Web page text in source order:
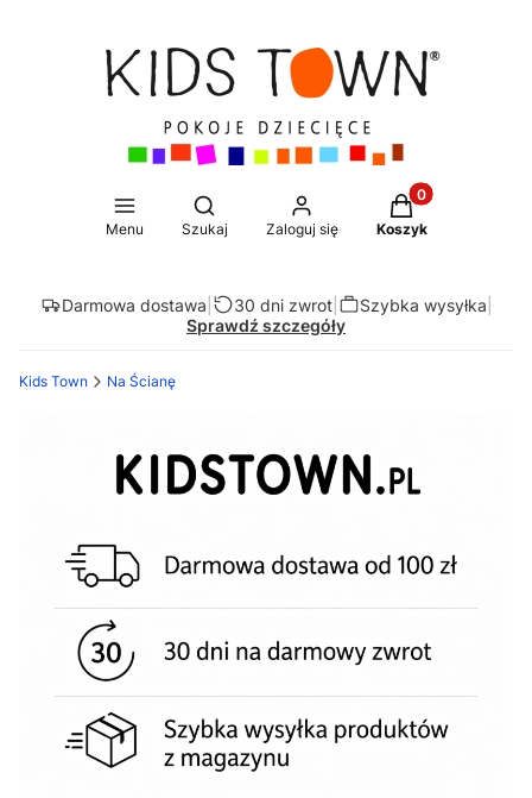
Menu
Otwórz wyszukiwarkę
Szukaj Zaloguj się
Produkty w
Koszyk
Darmowa dostawa 30 dni zwrot| Szybka wysyłka
Sprawdź szczegóły
Kids Town Na Ścianę